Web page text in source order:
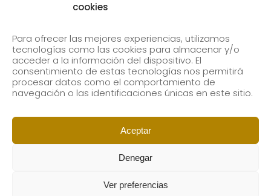
cookies
Para ofrecer las mejores experiencias, utilizamos
tecnologías como las cookies para almacenar y/o
acceder a la información del dispositivo. El
consentimiento de estas tecnologías nos permitirá
procesar datos como el comportamiento de
navegación o las identificaciones únicas en este sitio.
Aceptar
Denegar
Ver preferencias
Subscribe to our newsletter to receive our news by
email.